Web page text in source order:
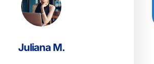
Juliana M.